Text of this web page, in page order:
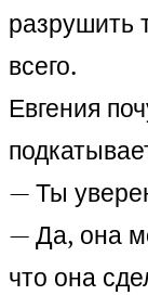
разрушить
всего.
Евгения
— Ты
— Да, она
что она